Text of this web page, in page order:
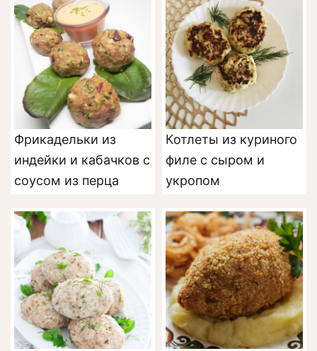
Фрикадельки из
индейки и кабачков с
соусом из перца
Котлеты из куриного
филе с сыром и
укропом